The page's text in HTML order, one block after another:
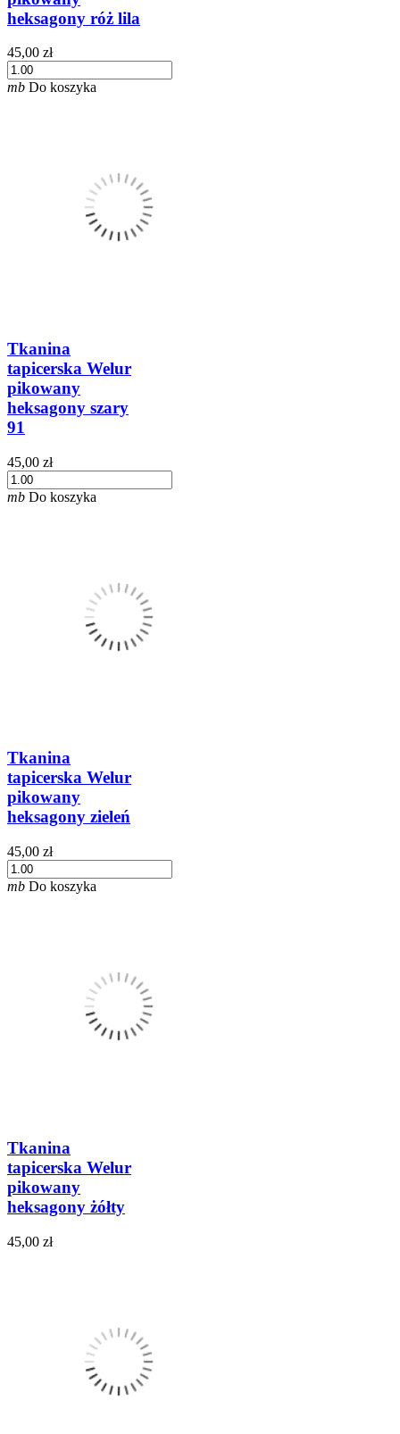
heksagony róż lila
45,00 zł
mb Do koszyka
Tkanina
tapicerska Welur
pikowany
heksagony szary
91
45,00 zł
mb Do koszyka
Tkanina
tapicerska Welur
pikowany
heksagony zieleń
45,00 zł
mb Do koszyka
Tkanina
tapicerska Welur
pikowany
heksagony żółty
45,00 zł